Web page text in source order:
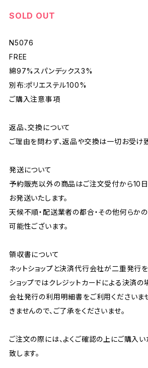
SOLD OUT
N5076
FREE
綿97%スパンデックス3%
別布:ポリエステル100%
ご購入注意事項
返品、交換について
ご理由を問わず、返品や交換は一切お受け
発送について
予約販売以外の商品はご注文受付から10
お発送いたします。
天候不順・配送業者の都合・その他何らか
可能性ございます。
領収書について
ネットショップと決済代行会社が二重発行を
ショップではクレジットカードによる決済の
会社発行の利用明細書をご利用くださいま
きませんので、ご了承をくださいませ。
ご注文の際には、よくご確認の上にご購入
致します。